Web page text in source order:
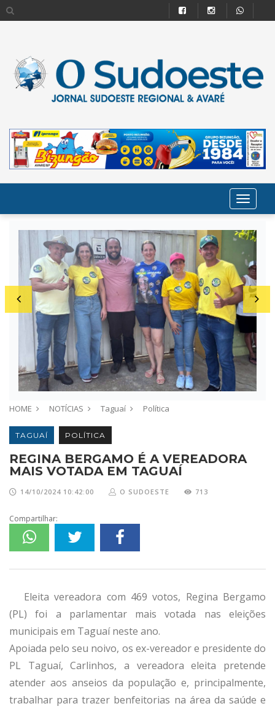
HOME NOTÍCIAS Taguaí Política
TAGUAÍ POLÍTICA
REGINA BERGAMO É A VEREADORA
MAIS VOTADA EM TAGUAÍ
14/10/2024 10:42:00 O SUDOESTE 713
Compartilhar:
Eleita vereadora com 469 votos, Regina Bergamo
(PL) foi a parlamentar mais votada nas eleições
municipais em Taguaí neste ano.
Apoiada pelo seu noivo, os ex-vereador e presidente do
PL Taguaí, Carlinhos, a vereadora eleita pretende
atender aos anseios da população e, principalmente,
trabalhar para trazer benfeitorias na área da saúde e